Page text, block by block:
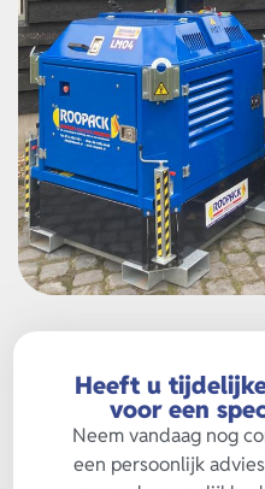
Heeft u
voor een
Neem vandaag nog
een persoonlijk